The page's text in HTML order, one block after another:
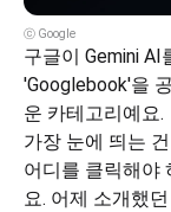
ⓒ Google
구글이 Gemini
'Googlebook'을
운 카테고리예요.
가장 눈에 띄는
어디를 클릭해야
요. 어제 소개했